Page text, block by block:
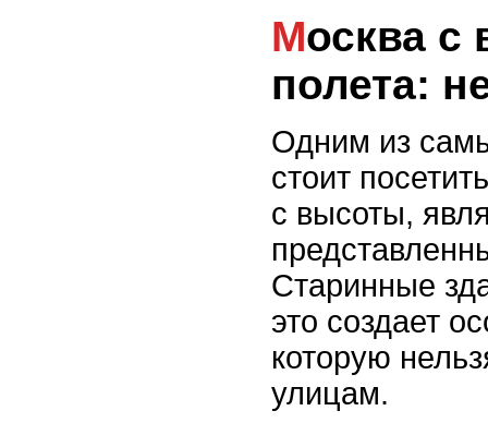
Москва с высоты птичьего
полета:
Одним из
стоит
с высоты,
Старинные
это создает
которую
улицам.